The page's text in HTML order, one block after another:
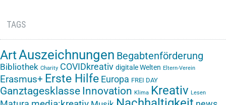
TAGS
ArtAuszeichnungen Begabtenförderung
Bibliothek Charity COVIDkreativ digitale Welten Eltern-Verein
Erasmus+ Erste Hilfe Europa FREI DAY
Ganztagesklasse Innovation Klima Kreativ Lesen